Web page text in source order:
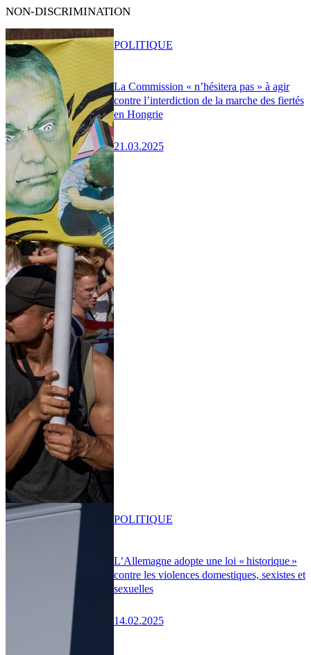
NON-DISCRIMINATION
La Commission « n’hésitera pas » à agir
contre l’interdiction de la marche des fiertés
en Hongrie
21.03.2025
POLITIQUE
L’Allemagne adopte une loi « historique »
contre les violences domestiques, sexistes et
sexuelles
14.02.2025
POLITIQUE